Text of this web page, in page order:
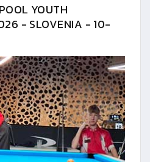
YOUTH
- SLOVENIA - 10-